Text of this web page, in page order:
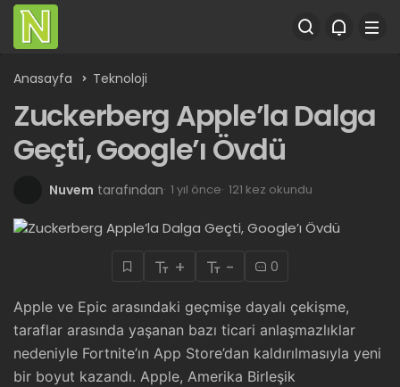
Anasayfa Teknoloji
Zuckerberg Apple’la Dalga
Geçti, Google’ı Övdü
Nuvem tarafından 1 yıl önce 121 kez okundu
+ - 0
Apple ve Epic arasındaki geçmişe dayalı çekişme,
taraflar arasında yaşanan bazı ticari anlaşmazlıklar
nedeniyle Fortnite’ın App Store’dan kaldırılmasıyla yeni
bir boyut kazandı. Apple, Amerika Birleşik